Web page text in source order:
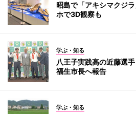
昭島で「アキシマクジ
ホで3D観察も
学ぶ・知る
八王子実践高の近藤選
福生市長へ報告
学ぶ・知る